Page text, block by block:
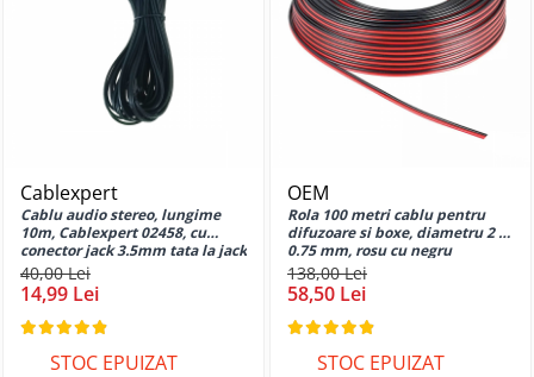
Huse si protectii pentru Oppo A58
Huse si protectii pentru Oppo A58x
Huse si protectii pentru Oppo A5x
4G
Huse si protectii pentru Oppo A6
Pro 5G
Huse si protectii pentru Oppo A60
4G
Huse si protectii pentru Oppo A6X
Cablexpert
Cablu audio stereo, lungime
10m, Cablexpert 02458, cu
conector jack 3.5mm tata la jack
3.5mm tata, negru
40,00 Lei
14,99 Lei
STOC EPUIZAT
OEM
Rola 100 metri cablu pentru
difuzoare si boxe, diametru 2 x
0.75 mm, rosu cu negru
138,00 Lei
58,50 Lei
STOC EPUIZAT